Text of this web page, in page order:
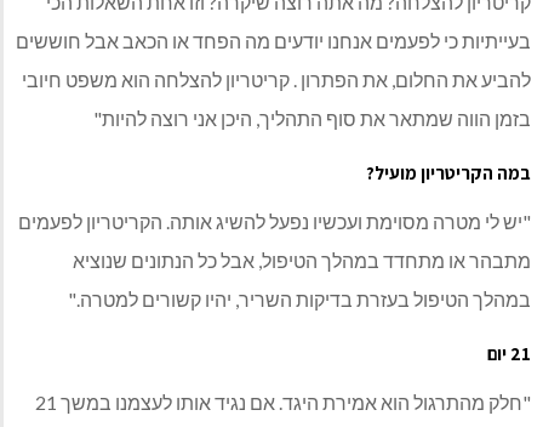
בעייתיות כי לפעמים אנחנו יודעים מה הפחד או הכאב אבל חוששים
להביע את החלום, את הפתרון . קריטריון להצלחה הוא משפט חיובי
בזמן הווה שמתאר את סוף התהליך, היכן אני רוצה להיות"
במה הקריטריון מועיל?
"יש לי מטרה מסוימת ועכשיו נפעל להשיג אותה. הקריטריון לפעמים
מתבהר או מתחדד במהלך הטיפול, אבל כל הנתונים שנוציא
במהלך הטיפול בעזרת בדיקות השריר, יהיו קשורים למטרה."
21 יום
"חלק מהתרגול הוא אמירת היגד. אם נגיד אותו לעצמנו במשך 21